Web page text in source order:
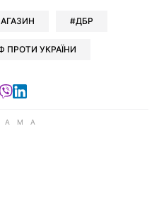
ДБР
ПРОТИ УКРАЇНИ
Telegram
у Facebook
у X у Google news
Читайте у Viber
Читайте у LinkedIn